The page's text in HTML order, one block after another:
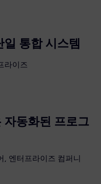
통합 시스템
라이즈
자동화된 프로그
, 엔터프라이즈 컴퍼니